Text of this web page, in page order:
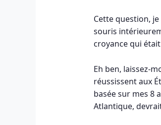
Cette question,
souris
croyance qui
Eh ben, laissez-
réussissent aux
basée sur mes 8
Atlantique,